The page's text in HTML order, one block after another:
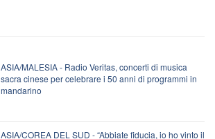
ASIA/MALESIA - Radio Veritas, concerti di musica
sacra cinese per celebrare i 50 anni di programmi in
mandarino
ASIA/COREA DEL SUD - “Abbiate fiducia, io ho vinto il